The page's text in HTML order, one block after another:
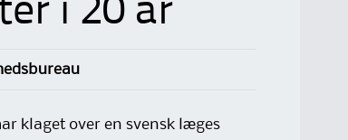
i 20 år
klaget over en svensk læges